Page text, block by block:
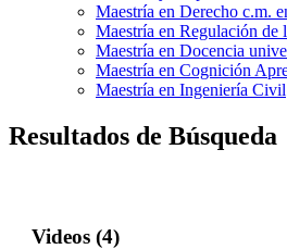
Maestría en Derecho c.m.
Maestría en Regulación de
Maestría en Docencia
Maestría en Cognición
Maestría en Ingeniería Civil
Resultados de Búsqueda
Videos (4)